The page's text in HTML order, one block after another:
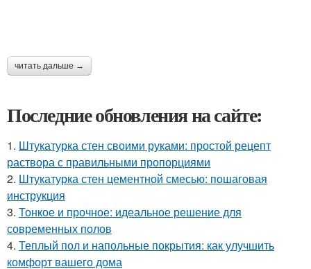
читать дальше →
Последние обновления на сайте:
1. Штукатурка стен своими руками: простой рецепт
раствора с правильными пропорциями
2. Штукатурка стен цементной смесью: пошаговая
инструкция
3. Тонкое и прочное: идеальное решение для
современных полов
4. Теплый пол и напольные покрытия: как улучшить
комфорт вашего дома